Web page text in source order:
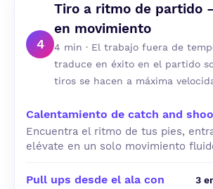
4
Tiro a ritmo de partido
en movimiento
4 min · El trabajo fuera de
traduce en éxito en el partido
tiros se hacen a máxima
Calentamiento de catch and
Encuentra el ritmo de tus pies,
elévate en un solo movimiento
Pull ups desde el ala con
3